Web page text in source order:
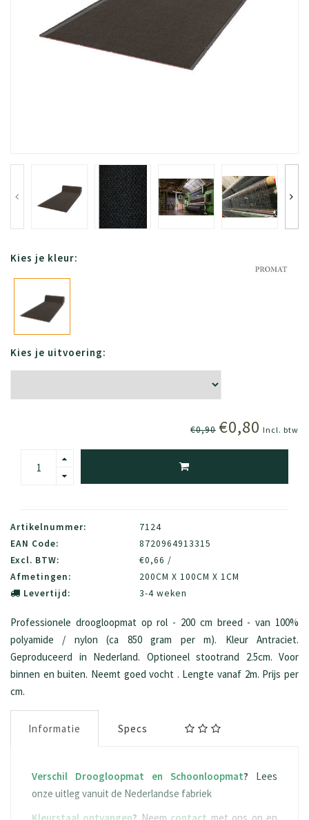
Kies je kleur:
Kies je uitvoering:
€0,90 €0,80 Incl. btw
Artikelnummer:
7124
EAN Code:
8720964913315
Excl. BTW:
€0,66 /
Afmetingen:
200CM X 100CM X 1CM
Levertijd:
3-4 weken
Professionele droogloopmat op rol - 200 cm breed - van 100%
polyamide / nylon (ca 850 gram per m). Kleur Antraciet.
Geproduceerd in Nederland. Optioneel stootrand 2.5cm. Voor
binnen en buiten. Neemt goed vocht . Lengte vanaf 2m. Prijs per
cm.
Informatie Specs
Verschil Droogloopmat en Schoonloopmat? Lees
onze uitleg vanuit de Nederlandse fabriek